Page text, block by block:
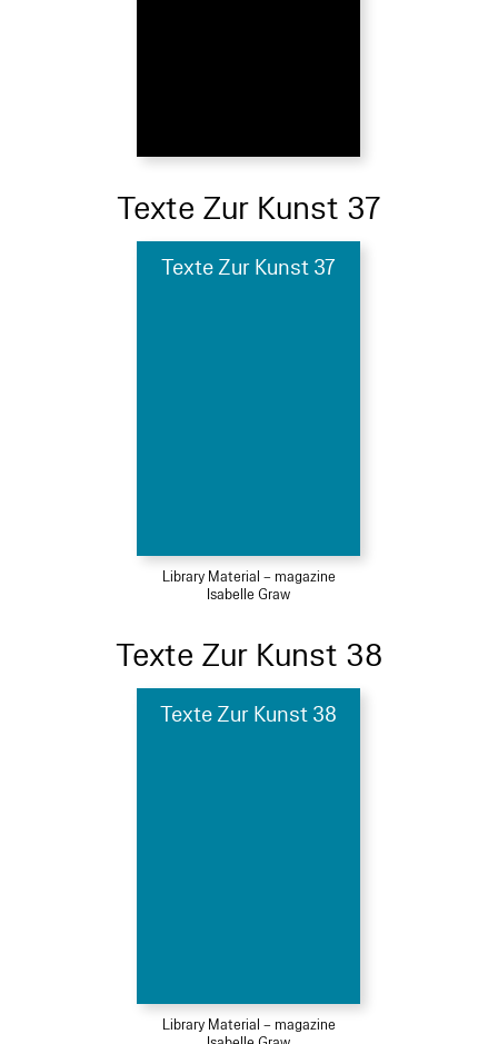
Texte Zur Kunst 37
Texte Zur Kunst 37
Library Material – magazine
Isabelle Graw
Texte Zur Kunst 38
Texte Zur Kunst 38
Library Material – magazine